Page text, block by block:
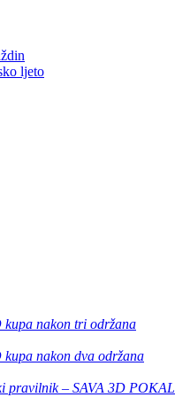
ljeto
kupa nakon tri održana
nakon dva održana
pravilnik – SAVA 3D POKAL